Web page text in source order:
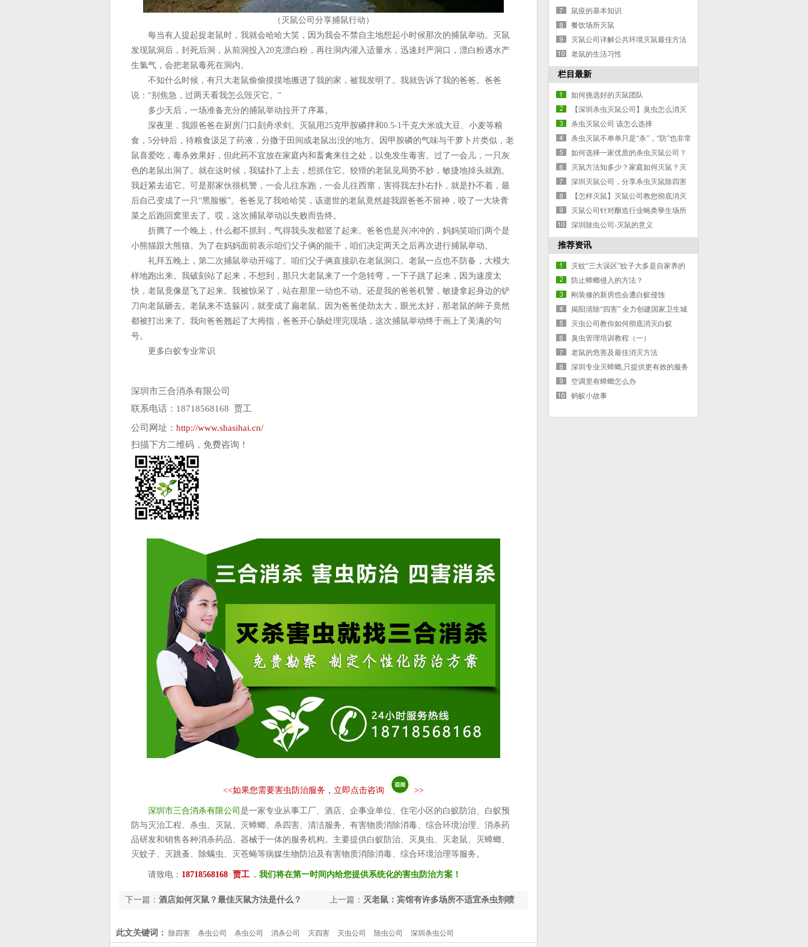
（灭鼠公司分享捕鼠行动）
每当有人提起捉老鼠时，我就会哈哈大笑，因为我会不禁自主地想起小时候那次的捕鼠举动。灭鼠
发现鼠洞后，封死后洞，从前洞投入20克漂白粉，再往洞内灌入适量水，迅速封严洞口，漂白粉遇水产
生氯气，会把老鼠毒死在洞内。
不知什么时候，有只大老鼠偷偷摸摸地搬进了我的家，被我发明了。我就告诉了我的爸爸。爸爸
说：“别焦急，过两天看我怎么毁灭它。”
多少天后，一场准备充分的捕鼠举动拉开了序幕。
深夜里，我跟爸爸在厨房门口刻舟求剑。灭鼠用25克甲胺磷拌和0.5-1千克大米或大豆、小麦等粮
食，5分钟后，待粮食汲足了药液，分撒于田间或老鼠出没的地方。因甲胺磷的气味与干萝卜片类似，老
鼠喜爱吃，毒杀效果好，但此药不宜放在家庭内和畜禽来往之处，以免发生毒害。过了一会儿，一只灰
色的老鼠出洞了。就在这时候，我猛扑了上去，想抓住它。狡猾的老鼠见局势不妙，敏捷地掉头就跑。
我赶紧去追它。可是那家伙很机警，一会儿往东跑，一会儿往西窜，害得我左扑右扑，就是扑不着，最
后自己变成了一只“黑脸猴”。爸爸见了我哈哈笑，该逝世的老鼠竟然趁我跟爸爸不留神，咬了一大块青
菜之后跑回窝里去了。哎，这次捕鼠举动以失败而告终。
折腾了一个晚上，什么都不抓到，气得我头发都竖了起来。爸爸也是兴冲冲的，妈妈笑咱们两个是
小熊猫跟大熊猫。为了在妈妈面前表示咱们父子俩的能干，咱们决定两天之后再次进行捕鼠举动。
礼拜五晚上，第二次捕鼠举动开端了。咱们父子俩直接趴在老鼠洞口。老鼠一点也不防备，大模大
样地跑出来。我破刻站了起来，不想到，那只大老鼠来了一个急转弯，一下子跳了起来，因为速度太
快，老鼠竟像是飞了起来。我被惊呆了，站在那里一动也不动。还是我的爸爸机警，敏捷拿起身边的铲
刀向老鼠砸去。老鼠来不迭躲闪，就变成了扁老鼠。因为爸爸使劲太大，眼光太好，那老鼠的眸子竟然
都被打出来了。我向爸爸翘起了大拇指，爸爸开心肠处理完现场，这次捕鼠举动终于画上了美满的句
号。
更多白蚁专业常识
深圳市三合消杀有限公司
联系电话：18718568168 贾工
公司网址： http://www.shasihai.cn/
扫描下方二维码，免费咨询！
<<如果您需要害虫防治服务，立即点击咨询 >>
深圳市三合消杀有限公司 是一家专业从事工厂、酒店、企事业单位、住宅小区的白蚁防治、白蚁预
防与灭治工程、杀虫、灭鼠、灭蟑螂、杀四害、清洁服务、有害物质消除消毒、综合环境治理、消杀药
品研发和销售各种消杀药品、器械于一体的服务机构。主要提供白蚁防治、灭臭虫、灭老鼠、灭蟑螂、
灭蚊子、灭跳蚤、除螨虫、灭苍蝇等病媒生物防治及有害物质消除消毒、综合环境治理等服务。
请致电： 18718568168 贾工 ， 我们将在第一时间内给您提供系统化的害虫防治方案！
上一篇： 灭老鼠：宾馆有许多场所不适宜杀虫剂喷
下一篇： 酒店如何灭鼠？最佳灭鼠方法是什么？
此文关键词： 除四害 杀虫公司 杀虫公司 消杀公司 灭四害 灭虫公司 除虫公司 深圳杀虫公司
鼠疫的基本知识
餐饮场所灭鼠
灭鼠公司详解公共环境灭鼠最佳方法
老鼠的生活习性
栏目最新
如何挑选好的灭鼠团队
【深圳杀虫灭鼠公司】臭虫怎么消灭
最彻底
杀虫灭鼠公司 该怎么选择
杀虫灭鼠不单单只是“杀”，“防”也非常
重要
如何选择一家优质的杀虫灭鼠公司？
灭鼠方法知多少？家庭如何灭鼠？灭
老鼠公司4招教你搞定
深圳灭鼠公司，分享杀虫灭鼠除四害
的消杀技术常识
【怎样灭鼠】灭鼠公司教您彻底消灭
老鼠3步骤！
灭鼠公司针对酿造行业蝇类孳生场所
的处理要点
深圳除虫公司-灭鼠的意义
推荐资讯
灭蚊“三大误区”蚊子大多是自家养的
防止蟑螂侵入的方法？
刚装修的新房也会遭白蚁侵蚀
揭阳清除“四害” 全力创建国家卫生城
市
灭虫公司教你如何彻底消灭白蚁
臭虫管理培训教程（一）
老鼠的危害及最佳消灭方法
深圳专业灭蟑螂,只提供更有效的服务
空调里有蟑螂怎么办
蚂蚁小故事